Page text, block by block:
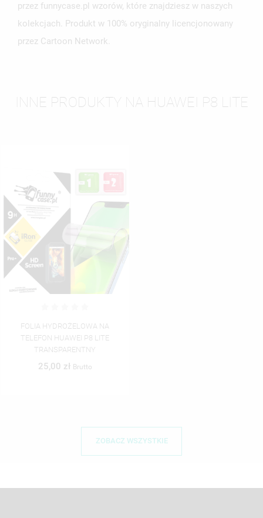
przez funnycase.pl wzorów, które znajdziesz w naszych
kolekcjach. Produkt w 100% oryginalny licencjonowany
przez Cartoon Network.
INNE PRODUKTY NA HUAWEI P8 LITE
FOLIA HYDROŻELOWA NA
TELEFON HUAWEI P8 LITE
TRANSPARENTNY
25,00 zł Brutto
ZOBACZ WSZYSTKIE